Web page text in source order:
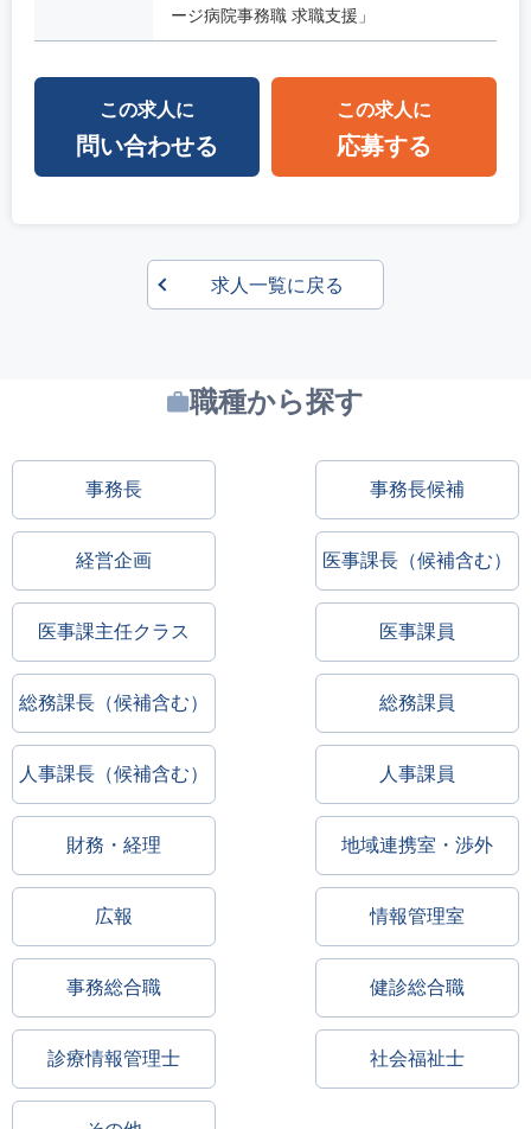
ージ病院事務職 求職支援」
この求人に
問い合わせる
この求人に
応募する
求人一覧に戻る
職種から探す
事務長 事務長候補
経営企画 医事課長（候補含む）
医事課主任クラス 医事課員
総務課長（候補含む） 総務課員
人事課長（候補含む） 人事課員
財務・経理 地域連携室・渉外
広報 情報管理室
事務総合職 健診総合職
診療情報管理士 社会福祉士